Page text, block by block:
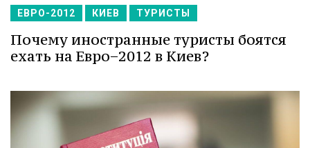
ЕВРО-2012 КИЕВ ТУРИСТЫ
Почему иностранные туристы боятся
ехать на Евро−2012 в Киев?